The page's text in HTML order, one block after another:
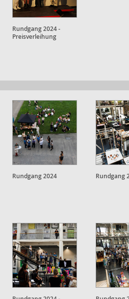
Rundgang 2024 -
Preisverleihung
Rundgang 2024 Rundgang